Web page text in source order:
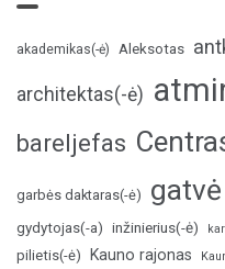
akademikas(-ė) Aleksotas
architektas(-ė)
bareljefas
garbės daktaras(-ė) gatvė
gydytojas(-a) inžinierius(-ė)
pilietis(-ė) Kauno rajonas